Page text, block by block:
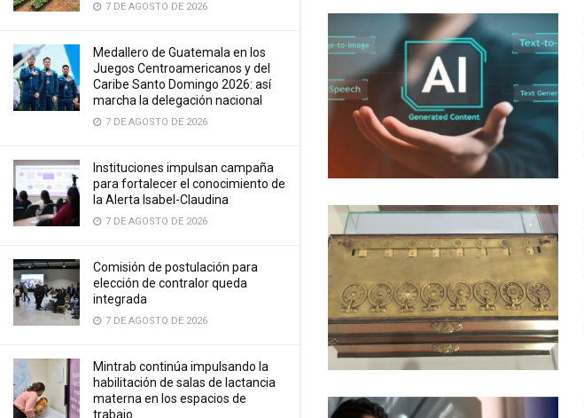
7 DE AGOSTO DE 2026
Medallero de Guatemala en los
Juegos Centroamericanos y del
Caribe Santo Domingo 2026: así
marcha la delegación nacional
7 DE AGOSTO DE 2026
Instituciones impulsan campaña
para fortalecer el conocimiento de
la Alerta Isabel-Claudina
7 DE AGOSTO DE 2026
Comisión de postulación para
elección de contralor queda
integrada
7 DE AGOSTO DE 2026
Mintrab continúa impulsando la
habilitación de salas de lactancia
materna en los espacios de
trabajo